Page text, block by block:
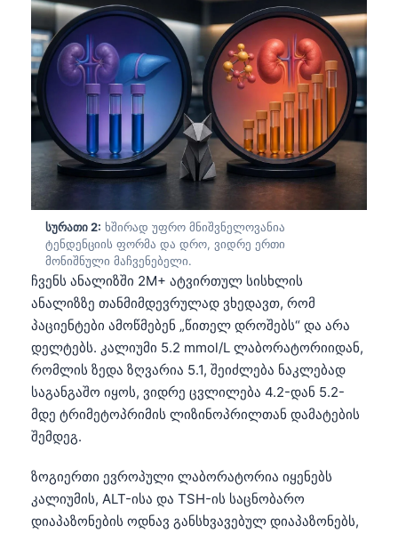
სურათი 2: ხშირად უფრო მნიშვნელოვანია
ტენდენციის ფორმა და დრო, ვიდრე ერთი
მონიშნული მაჩვენებელი.
ჩვენს ანალიზში 2M+ ატვირთულ სისხლის
ანალიზზე თანმიმდევრულად ვხედავთ, რომ
პაციენტები ამოწმებენ „წითელ დროშებს“ და არა
დელტებს. კალიუმი 5.2 mmol/L ლაბორატორიიდან,
რომლის ზედა ზღვარია 5.1, შეიძლება ნაკლებად
საგანგაშო იყოს, ვიდრე ცვლილება 4.2-დან 5.2-
მდე ტრიმეტოპრიმის ლიზინოპრილთან დამატების
შემდეგ.
ზოგიერთი ევროპული ლაბორატორია იყენებს
კალიუმის, ALT-ისა და TSH-ის საცნობარო
დიაპაზონების ოდნავ განსხვავებულ დიაპაზონებს,